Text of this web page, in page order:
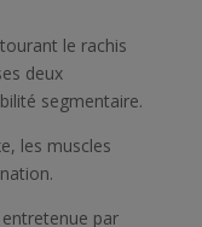
le rachis
deux
segmentaire.
les muscles
par